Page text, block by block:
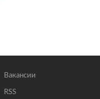
Вакансии
RSS